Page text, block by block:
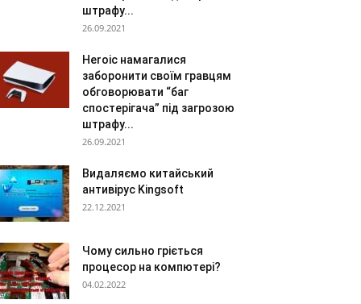
штрафу...
26.09.2021
Heroic намагалися
заборонити своїм гравцям
обговорювати “баг
спостерігача” під загрозою
штрафу...
26.09.2021
Видаляємо китайський
антивірус Kingsoft
22.12.2021
Чому сильно гріється
процесор на компютері?
04.02.2022